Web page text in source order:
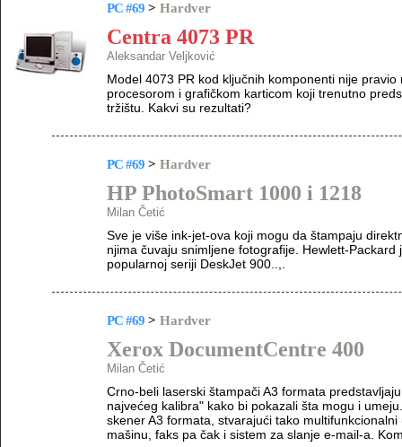
PC #69 > Hardver
Centra 4073 PR
Aleksandar Veljković
Model 4073 PR kod ključnih komponenti nije
procesorom i grafičkom karticom koji trenutno
tržištu. Kakvi su rezultati?
PC #69 > Hardver
HP PhotoSmart 1000 i 1218
Milan Četić
Sve je više ink-jet-ova koji mogu da štampaju
njima čuvaju snimljene fotografije. Hewlett-
popularnoj seriji DeskJet 900..,.
PC #69 > Hardver
Xerox DocumentCentre 400
Milan Četić
Crno-beli laserski štampači A3 formata
najvećeg kalibra" kako bi pokazali šta mogu i
skener A3 formata, stvarajući tako
mašinu, faks pa čak i sistem za slanje e-mail-a.